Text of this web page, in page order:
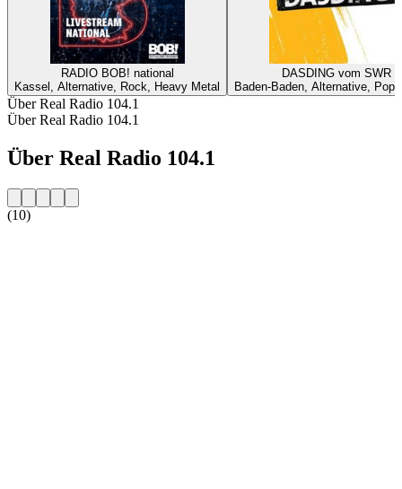
RADIO BOB! national
Kassel, Alternative, Rock, Heavy Metal
DASDING vom SWR
Baden-Baden, Alternative,
Über Real Radio 104.1
Über Real Radio 104.1
Über Real Radio 104.1
(10)